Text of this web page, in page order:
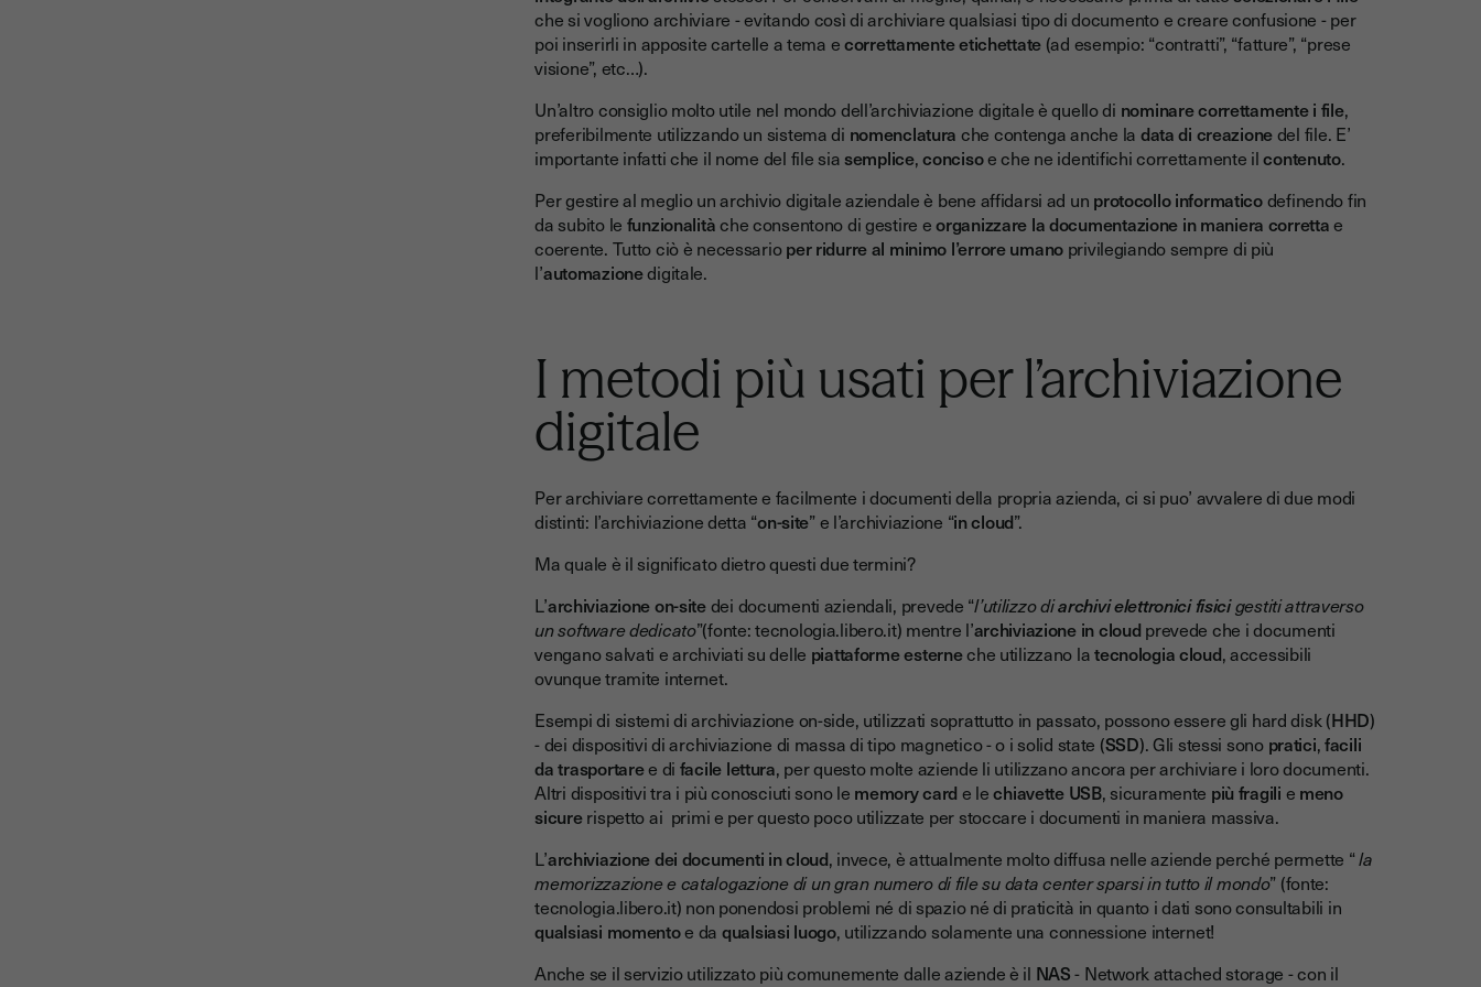
che si vogliono archiviare - evitando così di archiviare qualsiasi tipo di documento e creare confusione - per
poi inserirli in apposite cartelle a tema ecorrettamente etichettate (ad esempio: “contratti”, “fatture”, “prese
visione”, etc…).
Un’altro consiglio molto utile nel mondo dell’archiviazione digitale è quello di nominare correttamente i file,
preferibilmente utilizzando un sistema di nomenclatura che contenga anche la data di creazionedel file. E’
importante infatti che il nome del file siasemplice,concisoe che ne identifichi correttamente ilcontenuto.
Per gestire al meglio un archivio digitale aziendale è bene affidarsi ad un protocollo informaticodefinendo fin
da subito le funzionalitàche consentono di gestire eorganizzare la documentazione in maniera correttae
coerente. Tutto ciò è necessarioper ridurre al minimo l’errore umano privilegiando sempre di più
l’automazionedigitale.
I metodi più usati per l’archiviazione
digitale
Per archiviare correttamente e facilmente i documenti della propria azienda, ci si puo’ avvalere di due modi
distinti: l’archiviazione detta “on-site” e l’archiviazione “in cloud”.
Ma quale è il significato dietro questi due termini?
L’archiviazione on-sitedei documenti aziendali, prevede “l’utilizzo diarchivi elettronici fisicigestiti attraverso
un software dedicato”(fonte: tecnologia.libero.it) mentre l’archiviazione in cloud prevede che i documenti
vengano salvati e archiviati su delle piattaforme esterneche utilizzano latecnologia cloud, accessibili
ovunque tramite internet.
Esempi di sistemi di archiviazione on-side, utilizzati soprattutto in passato, possono essere gli hard disk (HHD)
- dei dispositivi di archiviazione di massa di tipo magnetico - o i solid state (SSD). Gli stessi sono pratici,facili
da trasportaree di facile lettura, per questo molte aziende li utilizzano ancora per archiviare i loro documenti.
Altri dispositivi tra i più conosciuti sono le memory card e lechiavette USB, sicuramente più fragili e meno
sicurerispetto ai primi e per questo poco utilizzate per stoccare i documenti in maniera massiva.
L’archiviazione dei documenti in cloud, invece, è attualmente molto diffusa nelle aziende perché permette “la
memorizzazione e catalogazione di un gran numero di file su data center sparsi in tutto il mondo” (fonte:
tecnologia.libero.it) non ponendosi problemi né di spazio né di praticità in quanto i dati sono consultabili in
qualsiasi momentoe da qualsiasi luogo, utilizzando solamente una connessione internet!
Anche se il servizio utilizzato più comunemente dalle aziende è il NAS- Network attached storage - con il